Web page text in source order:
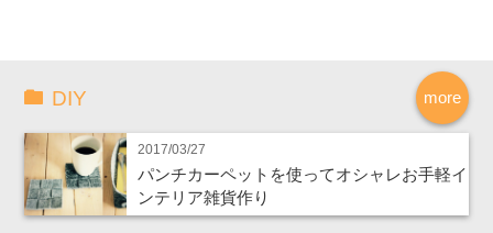
more
DIY
2017/03/27
パンチカーペットを使ってオシャレお手軽イ
ンテリア雑貨作り